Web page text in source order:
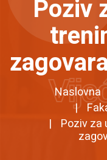
Poziv
Naslovna
Poziv za